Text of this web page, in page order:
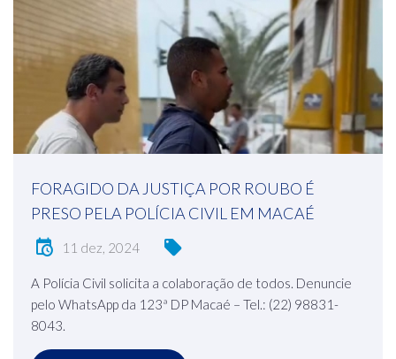
FORAGIDO DA JUSTIÇA POR ROUBO É
PRESO PELA POLÍCIA CIVIL EM MACAÉ
11 dez, 2024
A Polícia Civil solicita a colaboração de todos. Denuncie
pelo WhatsApp da 123ª DP Macaé – Tel.: (22) 98831-
8043.